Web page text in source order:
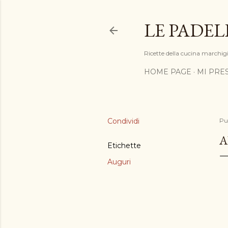
LE
Ricette della cucina
HOME PAGE MI
Condividi
Etichette
Auguri